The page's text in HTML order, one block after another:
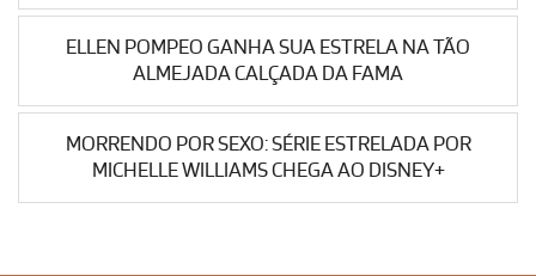
ELLEN POMPEO GANHA SUA ESTRELA NA TÃO
ALMEJADA CALÇADA DA FAMA
MORRENDO POR SEXO: SÉRIE ESTRELADA POR
MICHELLE WILLIAMS CHEGA AO DISNEY+